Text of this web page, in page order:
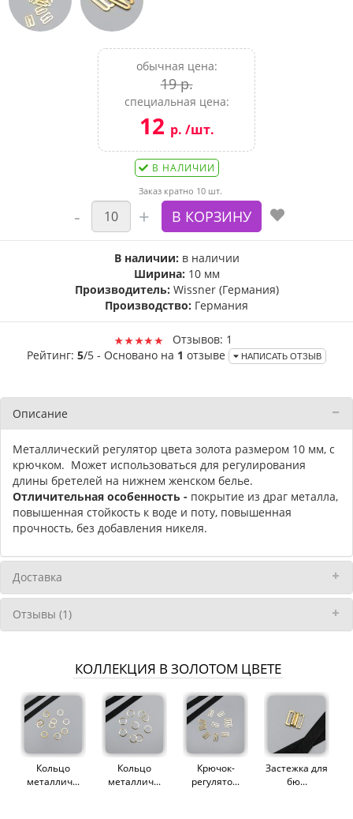
обычная цена:
19 р.
специальная цена:
12 р. /шт.
В НАЛИЧИИ
Заказ кратно 10 шт.
В наличии: в наличии
Ширина: 10 мм
Производитель: Wissner (Германия)
Производство: Германия
Отзывов: 1
Рейтинг: 5/5 - Основано на 1 отзыве НАПИСАТЬ ОТЗЫВ
Описание
Металлический регулятор цвета золота размером 10 мм, с
крючком. Может использоваться для регулирования
длины бретелей на нижнем женском белье.
Отличительная особенность - покрытие из драг металла,
повышенная стойкость к воде и поту, повышенная
прочность, без добавления никеля.
Доставка
Отзывы (1)
КОЛЛЕКЦИЯ В ЗОЛОТОМ ЦВЕТЕ
Кольцо
металлич...
Кольцо
металлич...
Крючок-
регулято...
Застежка для
бю...